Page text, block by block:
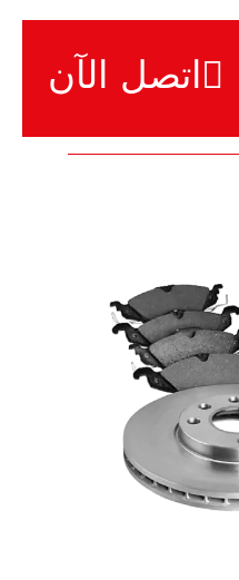
اتصل الآن